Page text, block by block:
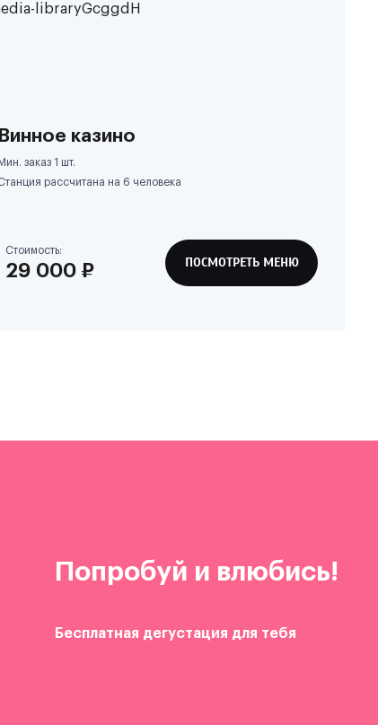
Винное казино
Мин. заказ 1 шт.
рассчитана на 6 человека
Стоимость:
29 000 ₽ ПОСМОТРЕТЬ МЕНЮ
Попробуй и влюбись!
Бесплатная дегустация для тебя